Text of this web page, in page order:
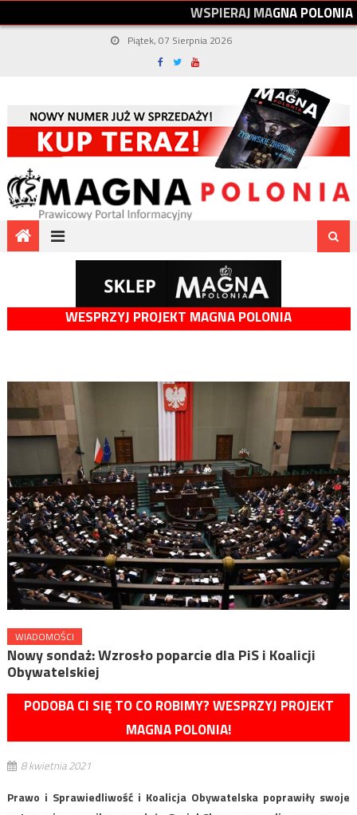
WSPIERAJMAGNAPOLONIA
Piątek, 07 Sierpnia 2026
WESPRZYJ PROJEKT MAGNA POLONIA
WIADOMOŚCI
Nowy sondaż: Wzrosło poparcie dla PiS i Koalicji
Obywatelskiej
PODOBA CI SIĘ TO CO ROBIMY? WESPRZYJ PROJEKT
MAGNA POLONIA!
8 kwietnia 2021
Prawo i Sprawiedliwość i Koalicja Obywatelska poprawiły swoje